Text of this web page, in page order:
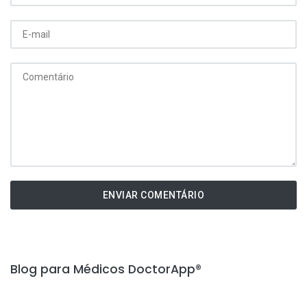
Blog para Médicos DoctorApp®
ENVIAR COMENTÁRIO